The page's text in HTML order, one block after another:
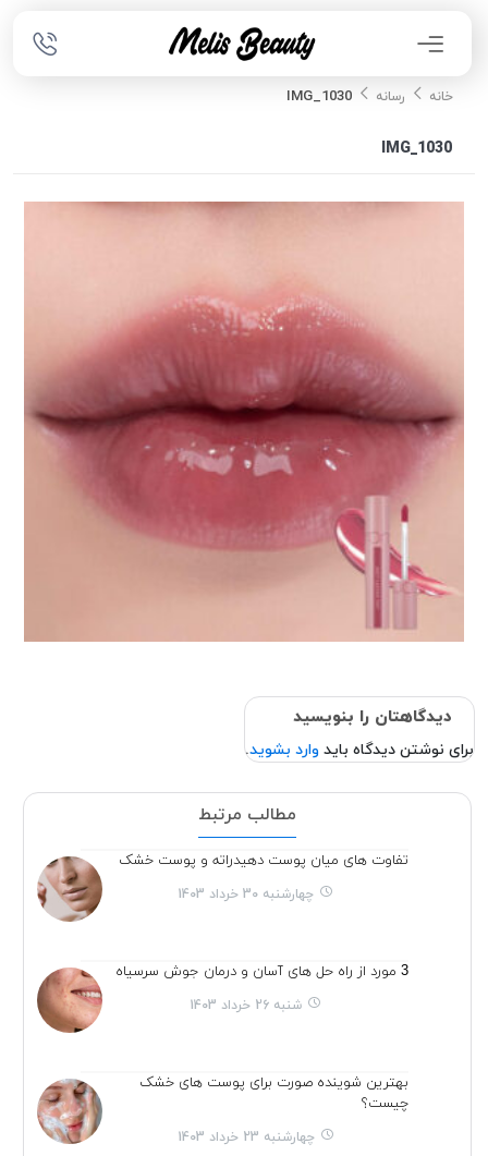
خانه رسانه IMG_1030
IMG_1030
دیدگاهتان را بنویسید
برای نوشتن دیدگاه باید وارد بشوید.
مطالب مرتبط
تفاوت های میان پوست دهیدراته و پوست خشک
چهارشنبه 30 خرداد 1403
3 مورد از راه حل های آسان و درمان جوش سرسیاه
شنبه 26 خرداد 1403
بهترین شوینده صورت برای پوست های خشک
چیست؟
چهارشنبه 23 خرداد 1403